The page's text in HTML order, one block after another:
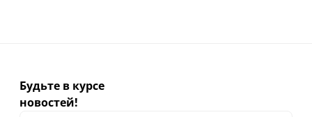
Будьте в курсе
новостей!